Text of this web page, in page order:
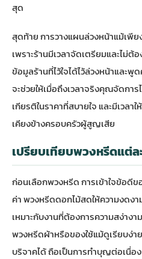
สุด
สุดท้าย การวางแผนล่วงหน้าแม้เพี
เพราะร้านมีเวลาจัดเตรียมและไม่ต้
ข้อมูลร้านที่ไว้ใจได้ไว้ล่วงหน้าและ
จะช่วยให้เมื่อถึงเวลาจริงคุณจัดกา
เกียรติในราคาที่สบายใจ และมีเว
เคียงข้างครอบครัวผู้สูญเสีย
เปรียบเทียบพวงหรีดแต่
ก่อนเลือกพวงหรีด การเข้าใจข้อดี
ค่า พวงหรีดดอกไม้สดให้ความงดง
เหมาะกับงานที่ต้องการความสง่าง
พวงหรีดผ้าหรือของใช้แม้ดูเรียบง่า
บริจาคได้ ถือเป็นการทำบุญต่อเนื่อ